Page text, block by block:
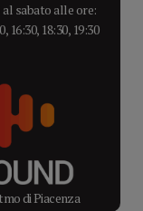
sabato alle ore:
16:30, 18:30, 19:30
di Piacenza